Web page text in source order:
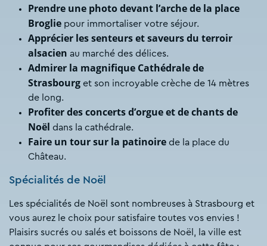
Prendre une photo devant l’arche de la place
Broglie pour immortaliser votre séjour.
Apprécier les senteurs et saveurs du terroir
alsacien au marché des délices.
Admirer la magnifique Cathédrale de
Strasbourg et son incroyable crèche de 14 mètres
de long.
Profiter des concerts d’orgue et de chants de
Noël dans la cathédrale.
Faire un tour sur la patinoire de la place du
Château.
Spécialités de Noël
Les spécialités de Noël sont nombreuses à Strasbourg et
vous aurez le choix pour satisfaire toutes vos envies !
Plaisirs sucrés ou salés et boissons de Noël, la ville est